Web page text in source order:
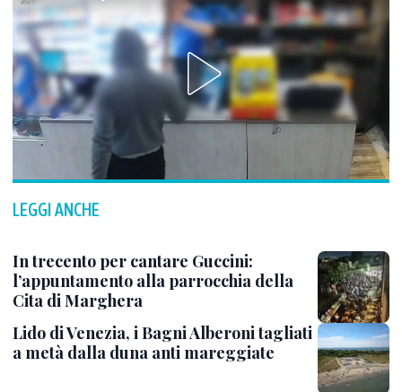
LEGGI ANCHE
In trecento per cantare Guccini:
l’appuntamento alla parrocchia della
Cita di Marghera
Lido di Venezia, i Bagni Alberoni tagliati
a metà dalla duna anti mareggiate